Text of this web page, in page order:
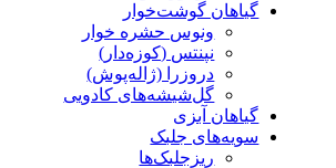
گیاهان گوشت‌خوار
ونوس حشره خوار
نپنتس (کوزه‌دار)
دروزرا (ژاله‌پوش)
گل‌شیشه‌های کادویی
گیاهان آبزی
سویه‌های جلبک
ریزجلبک‌ها